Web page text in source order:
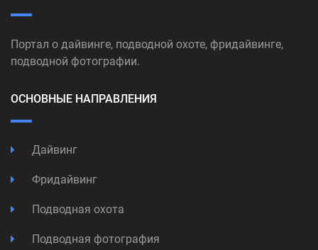
Портал о дайвинге, подводной охоте, фридайвинге,
подводной фотографии.
ОСНОВНЫЕ НАПРАВЛЕНИЯ
Дайвинг
Фридайвинг
Подводная охота
Подводная фотография